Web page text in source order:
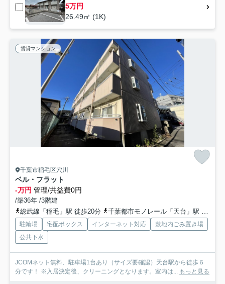
5万円
26.49㎡ (1K)
賃貸マンション
千葉市稲毛区穴川
ベル・フラット
-万円 管理/共益費0円
/築36年 /3階建
総武線「稲毛」駅 徒歩20分
千葉都市モノレール「天台」駅 徒歩3分
駐輪場 宅配ボックス インターネット対応
敷地内ごみ置き場
公共下水
JCOMネット無料、駐車場1台あり（サイズ要確認）天台駅から徒歩６
分です！ ※入居決定後、クリーニングとなります。室内は... もっと見る